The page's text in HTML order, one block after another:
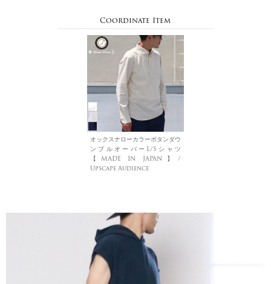
Coordinate Item
オックスナローカラーボタンダウ
ンプルオーバーL/Sシャツ
【MADE IN JAPAN】/
Upscape Audience